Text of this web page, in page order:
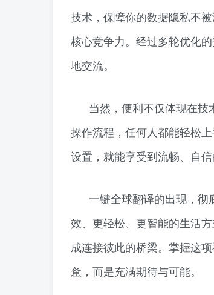
技术，保障你的数据隐私不
核心竞争力。经过多轮优化
地交流。
当然，便利不仅体现在
操作流程，任何人都能轻松
设置，就能享受到流畅、自信
一键全球翻译的出现，彻
效、更轻松、更智能的生活
成连接彼此的桥梁。掌握这
惫，而是充满期待与可能。